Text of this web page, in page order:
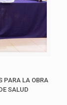
PARA LA OBRA
SALUD